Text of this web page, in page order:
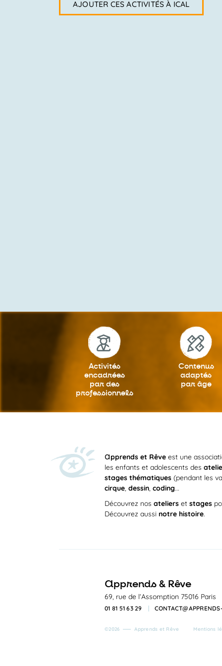
AJOUTER CES ACTIVITÉS À ICAL
Activités
encadrées
par des
professionnels
Contenus
adaptés
par âge
apprends et Rêve est une
les enfants et adolescents des
stages thématiques (pendant les
cirque,dessin,coding...
Découvrez nosateliers etstages
Découvrez aussinotre histoire.
apprends & Rêve
69, rue de l’Assomption 75016 Paris
01 81 51 63 29
©2026 Apprends et Rêve Mentions